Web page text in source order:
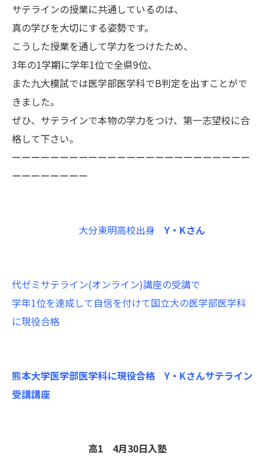
サテラインの授業に共通しているのは、
真の学びを大切にする姿勢です。
こうした授業を通して学力をつけたため、
3年の1学期に学年1位で全県9位、
また九大模試では医学部医学科でB判定を出すことがで
きました。
ぜひ、サテラインで本物の学力をつけ、第一志望校に合
格して下さい。
ーーーーーーーーーーーーーーーーーーーーーーーーー
ーーーーーーーー
大分東明高校出身Y・Kさん
代ゼミサテライン(オンライン)講座の受講で
学年1位を達成して自信を付けて国立大の医学部医学科
に現役合格
熊本大学医学部医学科に現役合格 Y・Kさんサテライン
受講講座
高1 4月30日入塾